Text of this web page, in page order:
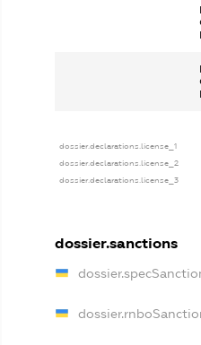
dossier.declarations.license_1
dossier.declarations.license_2
dossier.declarations.license_3
dossier.sanctions